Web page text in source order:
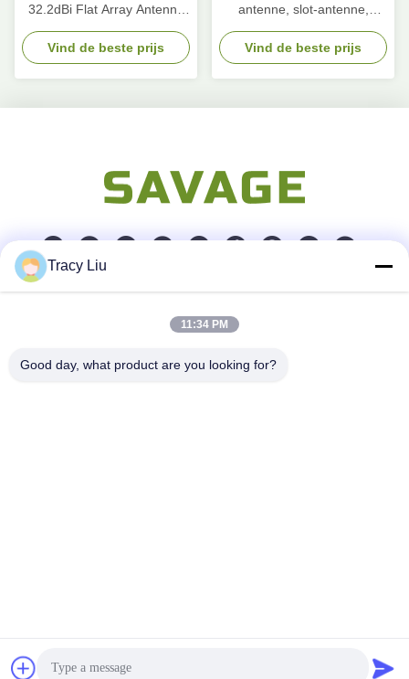
32.2dBi Flat Array Antenne
voor satellietcommunicatie
Vind de beste prijs
antenne, slot-antenne,
conic-slot-antenne
Vind de beste prijs
Blokkeer A, de Industriezone van YouYi, Xiamao-Dorp,
Tracy Liu
11:34 PM
Good day, what product are you looking for?